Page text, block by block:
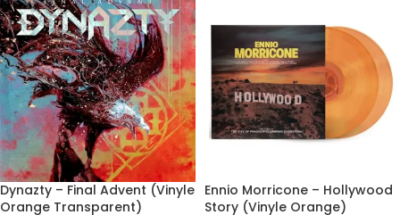
Dynazty – Final Advent (Vinyle
Orange Transparent)
Ennio Morricone – Hollywood
Story (Vinyle Orange)